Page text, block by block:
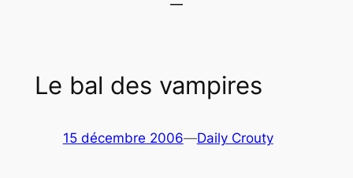
Le bal des vampires
15 décembre 2006—Daily Crouty